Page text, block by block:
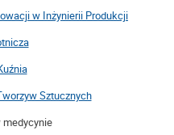
w Inżynierii Produkcji
Sztucznych
medycynie